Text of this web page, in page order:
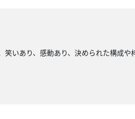
いあり、感動あり、決められた構成や